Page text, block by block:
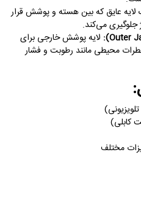
عایق که بین هسته و پوشش قرار
جلوگیری می‌کند.
لایه پوشش خارجی برای
محیطی مانند رطوبت و فشار
کابلی)